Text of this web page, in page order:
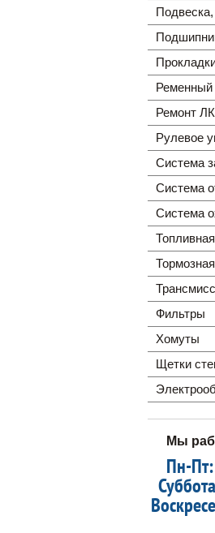
Ременный
Ремонт
Рулевое
Система
Система
Система
Фильтры
Хомуты
Щетки
Мы
Пн-Пт: